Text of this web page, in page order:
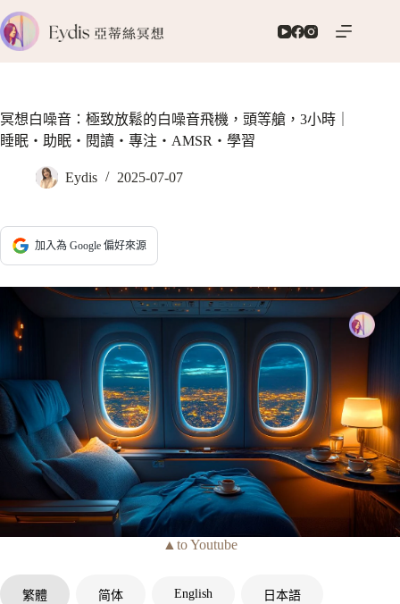
跳
至
主
容
冥想白噪音：極致放鬆的白噪音飛機，頭等艙，3小時｜
睡眠‧助眠‧閱讀‧專注‧AMSR‧學習
Eydis 2025-07-07
加入為 Google 偏好來源
▲to Youtube
繁體 简体 English 日本語